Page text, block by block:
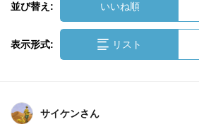
並び替え: いいね順
表示形式: リスト
サイケンさん